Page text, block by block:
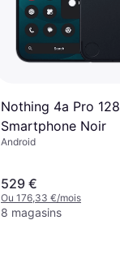
Nothing 4a Pro
Smartphone Noir
Android
529 €
Ou 176,33 €/mois
8 magasins